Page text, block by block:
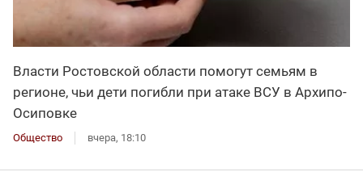
Власти Ростовской области помогут семьям в
регионе, чьи дети погибли при атаке ВСУ в Архипо-
Осиповке
Общество вчера, 18:10